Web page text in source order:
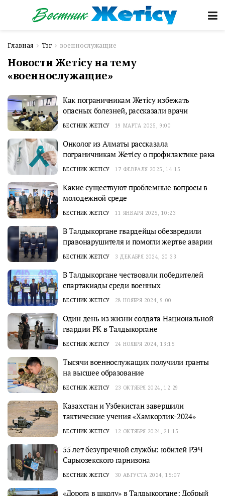
Главная Тэг военнослужащие
Новости Жетісу на тему
«военнослужащие»
Как пограничникам Жетісу избежать
опасных болезней, рассказали врачи
ВЕСТНИК ЖЕТІСУ 19 МАРТА 2025, 9:00
Онколог из Алматы рассказала
пограничникам Жетісу о профилактике рака
ВЕСТНИК ЖЕТІСУ 17 ФЕВРАЛЯ 2025, 14:15
Какие существуют проблемные вопросы в
молодежной среде
ВЕСТНИК ЖЕТІСУ 11 ЯНВАРЯ 2025, 10:23
В Талдыкоргане гвардейцы обезвредили
правонарушителя и помогли жертве аварии
ВЕСТНИК ЖЕТІСУ 3 ДЕКАБРЯ 2024, 20:33
В Талдыкоргане чествовали победителей
спартакиады среди военных
ВЕСТНИК ЖЕТІСУ 28 НОЯБРЯ 2024, 9:00
Один день из жизни солдата Национальной
гвардии РК в Талдыкоргане
ВЕСТНИК ЖЕТІСУ 24 НОЯБРЯ 2024, 13:15
Тысячи военнослужащих получили гранты
на высшее образование
ВЕСТНИК ЖЕТІСУ 23 ОКТЯБРЯ 2024, 12:29
Казахстан и Узбекистан завершили
тактические учения «Хамкорлик-2024»
ВЕСТНИК ЖЕТІСУ 12 ОКТЯБРЯ 2024, 21:15
55 лет безупречной службы: юбилей РЭЧ
Сарыозекского гарнизона
ВЕСТНИК ЖЕТІСУ 30 АВГУСТА 2024, 15:07
«Дорога в школу» в Талдыкоргане: Добрый